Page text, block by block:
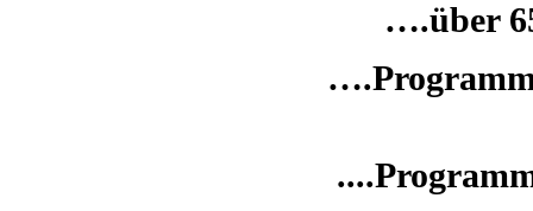
….über